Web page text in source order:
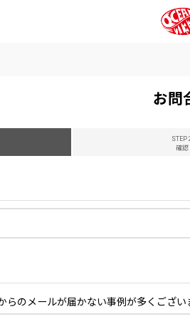
お問
STEP
確認
のメールが届かない事例が多くござ